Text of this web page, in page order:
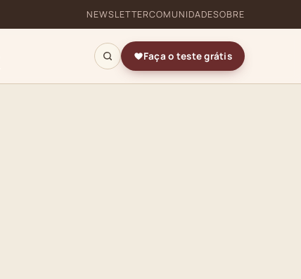
NEWSLETTERCOMUNIDADESOBRE
Faça o teste grátis